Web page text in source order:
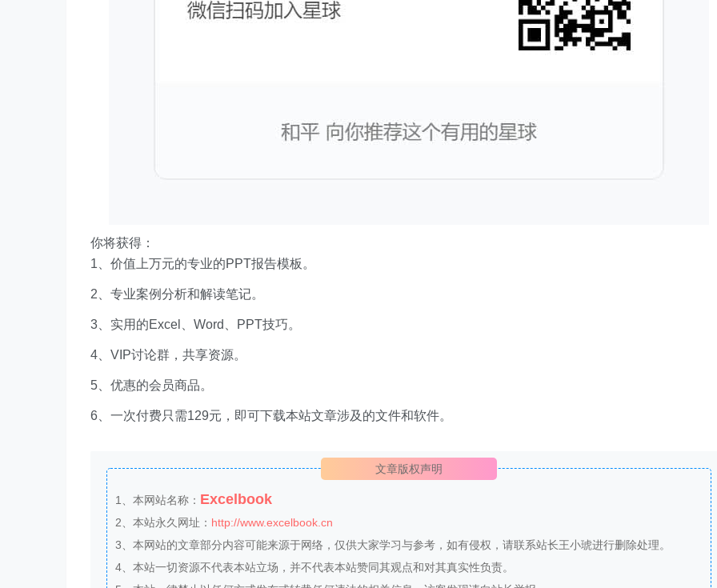
你将获得：
1、价值上万元的专业的PPT报告模板。
2、专业案例分析和解读笔记。
3、实用的Excel、Word、PPT技巧。
4、VIP讨论群，共享资源。
5、优惠的会员商品。
6、一次付费只需129元，即可下载本站文章涉及的文件和软件。
文章版权声明
1、本网站名称： Excelbook
2、本站永久网址： http://www.excelbook.cn
3、本网站的文章部分内容可能来源于网络，仅供大家学习与参考，如有侵权，请联系站长王小琥进行删除处理。
4、本站一切资源不代表本站立场，并不代表本站赞同其观点和对其真实性负责。